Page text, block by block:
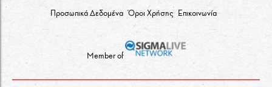
Προσωπικά Δεδομένα Όροι Χρήσης Επικοινωνία
Member of